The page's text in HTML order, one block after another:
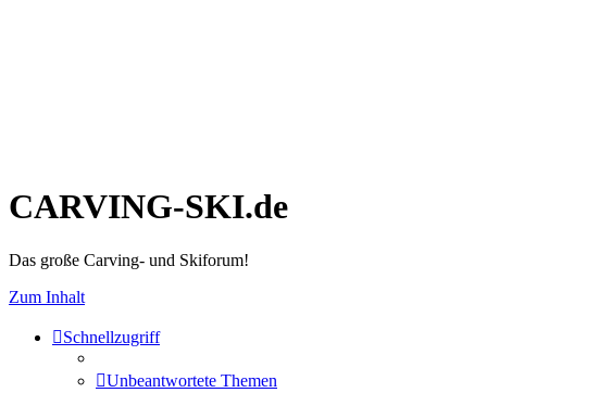
CARVING-SKI.de
Das große Carving- und Skiforum!
Zum Inhalt
Schnellzugriff
Unbeantwortete Themen